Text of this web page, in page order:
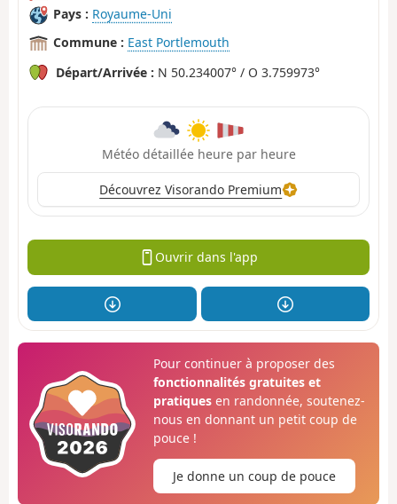
Pays : Royaume-Uni
Commune : East Portlemouth
Départ/Arrivée : N 50.234007° / O 3.759973°
Météo détaillée heure par heure
Découvrez Visorando Premium
Ouvrir dans l'app
Pour continuer à proposer des
fonctionnalités gratuites et
pratiquesen randonnée, soutenez-
nous en donnant un petit coup de
pouce !
Je donne un coup de pouce